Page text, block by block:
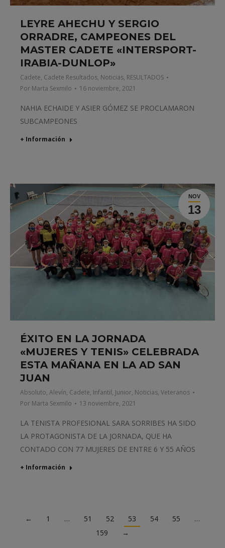
LEYRE AHECHU Y SERGIO
ORRADRE, CAMPEONES DEL
MASTER CADETE «INTERSPORT-
IRABIA-DUNLOP»
Cadete, Cadete Resultados, Noticias, RESULTADOS
Por Marta Sexmilo 16 noviembre, 2021
NAHIA ECHAIDE Y ASIER GÓMEZ SE PROCLAMARON
SUBCAMPEONES
+ Información
NOV
13
ÉXITO EN LA JORNADA
«MUJERES Y TENIS» CELEBRADA
ESTA MAÑANA EN LA AD SAN
JUAN
Absoluto, Alevín, Cadete, Infantil, Junior, Noticias, Veteranos
Por Marta Sexmilo 13 noviembre, 2021
LA TENISTA PROFESIONAL SARA SORRIBES HA SIDO
LA PROTAGONISTA DE LA JORNADA, QUE HA
CONTADO CON 77 MUJERES DE ENTRE 6 Y 55 AÑOS
+ Información
← 1 … 51 52 53 54 55
…
159
→